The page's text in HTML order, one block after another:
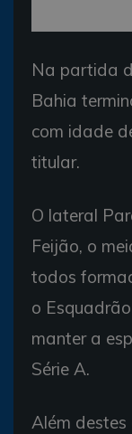
Na partida
Bahia
com idade
titular.
O lateral
Feijão, o
todos
o
manter a
Série A.
Além destes